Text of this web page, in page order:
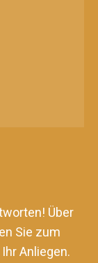
Über
Sie zum
Anliegen.